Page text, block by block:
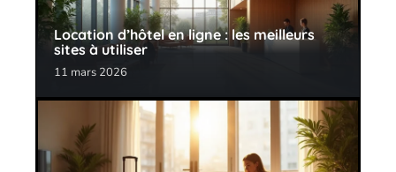
Location d’hôtel en ligne : les meilleurs
sites à utiliser
11 mars 2026